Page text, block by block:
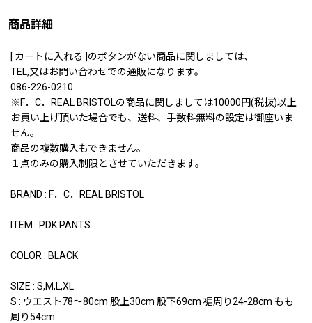
商品詳細
[ カートに入れる ]のボタンがない商品に関しましては、
TEL,又はお問い合わせでの通販になります。
086-226-0210
※F．C．REAL BRISTOLの商品に関しましては10000円(税抜)以上
お買い上げ頂いた場合でも、送料、手数料無料の設定は御座いま
せん。
商品の複数購入もできません。
１点のみの購入制限とさせていただきます。
BRAND : F．C．REAL BRISTOL
ITEM : PDK PANTS
COLOR : BLACK
SIZE : S,M,L,XL
S : ウエスト78〜80cm 股上30cm 股下69cm 裾周り24-28cm もも
周り54cm